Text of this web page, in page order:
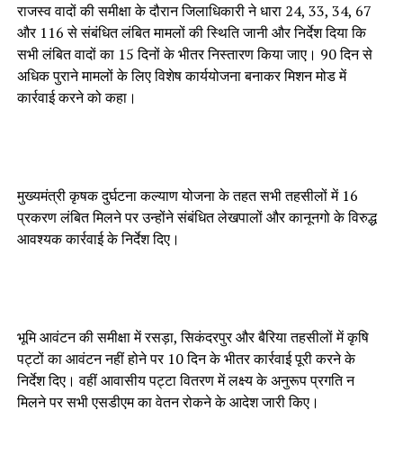
राजस्व वादों की समीक्षा के दौरान जिलाधिकारी ने धारा 24, 33, 34, 67
और 116 से संबंधित लंबित मामलों की स्थिति जानी और निर्देश दिया कि
सभी लंबित वादों का 15 दिनों के भीतर निस्तारण किया जाए। 90 दिन से
अधिक पुराने मामलों के लिए विशेष कार्ययोजना बनाकर मिशन मोड में
कार्रवाई करने को कहा।
मुख्यमंत्री कृषक दुर्घटना कल्याण योजना के तहत सभी तहसीलों में 16
प्रकरण लंबित मिलने पर उन्होंने संबंधित लेखपालों और कानूनगो के विरुद्ध
आवश्यक कार्रवाई के निर्देश दिए।
भूमि आवंटन की समीक्षा में रसड़ा, सिकंदरपुर और बैरिया तहसीलों में कृषि
पट्टों का आवंटन नहीं होने पर 10 दिन के भीतर कार्रवाई पूरी करने के
निर्देश दिए। वहीं आवासीय पट्टा वितरण में लक्ष्य के अनुरूप प्रगति न
मिलने पर सभी एसडीएम का वेतन रोकने के आदेश जारी किए।